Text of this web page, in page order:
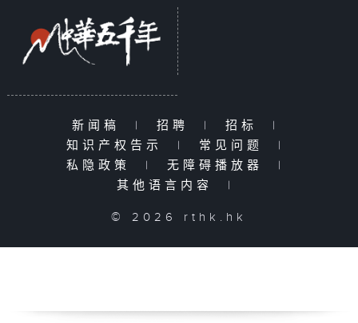
新闻稿 | 招聘 | 招标
|
知识产权告示
| 常见问题
|
私隐政策
| 无障碍播放器
|
其他语言内容
|
© 2026 rthk.hk